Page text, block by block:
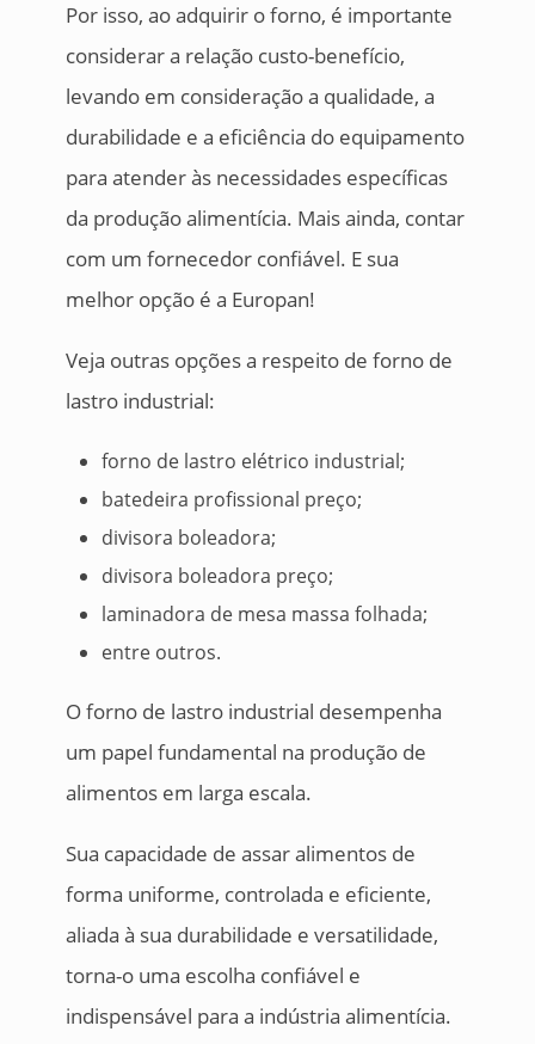
Por isso, ao adquirir o forno, é importante
considerar a relação custo-benefício,
levando em consideração a qualidade, a
durabilidade e a eficiência do equipamento
para atender às necessidades específicas
da produção alimentícia. Mais ainda, contar
com um fornecedor confiável. E sua
melhor opção é a Europan!
Veja outras opções a respeito de forno de
lastro industrial:
forno de lastro elétrico industrial;
batedeira profissional preço;
divisora boleadora;
divisora boleadora preço;
laminadora de mesa massa folhada;
entre outros.
O forno de lastro industrial desempenha
um papel fundamental na produção de
alimentos em larga escala.
Sua capacidade de assar alimentos de
forma uniforme, controlada e eficiente,
aliada à sua durabilidade e versatilidade,
torna-o uma escolha confiável e
indispensável para a indústria alimentícia.